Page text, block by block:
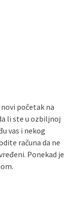
novi početak na
li ste u ozbiljnoj
vas i nekog
računa da ne
Ponekad je